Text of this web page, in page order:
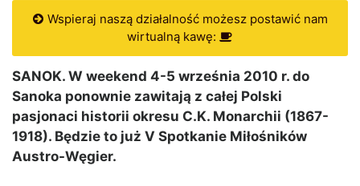
Wspieraj naszą działalność możesz postawić nam
wirtualną kawę:
SANOK. W weekend 4-5 września 2010 r. do
Sanoka ponownie zawitają z całej Polski
pasjonaci historii okresu C.K. Monarchii (1867-
1918). Będzie to już V Spotkanie Miłośników
Austro-Węgier.